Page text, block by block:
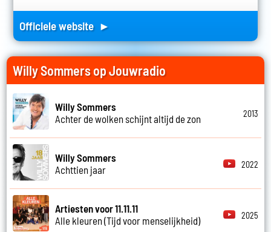
Officiele website ►
Willy Sommers op Jouwradio
Willy Sommers
Achter de wolken schijnt altijd de zon
2013
Willy Sommers
Achttien jaar
2022
Artiesten voor 11.11.11
Alle kleuren (Tijd voor menselijkheid)
2025